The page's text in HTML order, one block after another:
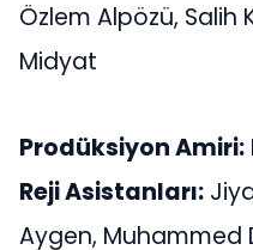
Özlem Alpözü, Salih
Midyat
Prodüksiyon Amiri:
Reji Asistanları:
Aygen, Muhammed